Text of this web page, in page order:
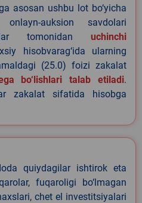
asosan ushbu lot bo‘yicha
onlayn-auksion savdolari
tomonidan uchinchi
hisobvarag‘ida ularning
(25.0) foizi zakalat
bo‘lishlari talab etiladi.
zakalat sifatida hisobga
quiydagilar ishtirok eta
fuqaroligi bo‘lmagan
chet el investitsiyalari